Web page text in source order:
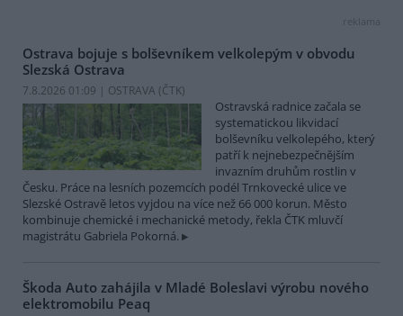
reklama
Ostrava bojuje s bolševníkem velkolepým v obvodu
Slezská Ostrava
7.8.2026 01:09 | OSTRAVA (ČTK)
Ostravská radnice začala se
systematickou likvidací
bolševníku velkolepého, který
patří k nejnebezpečnějším
invazním druhům rostlin v
Česku. Práce na lesních pozemcích podél Trnkovecké ulice ve
Slezské Ostravě letos vyjdou na více než 66 000 korun. Město
kombinuje chemické i mechanické metody, řekla ČTK mluvčí
magistrátu Gabriela Pokorná.
Škoda Auto zahájila v Mladé Boleslavi výrobu nového
elektromobilu Peaq